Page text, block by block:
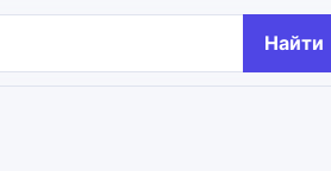
Найти